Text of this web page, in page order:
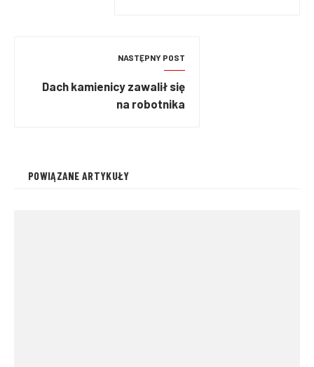
NASTĘPNY POST
Dach kamienicy zawalił się
na robotnika
POWIĄZANE ARTYKUŁY